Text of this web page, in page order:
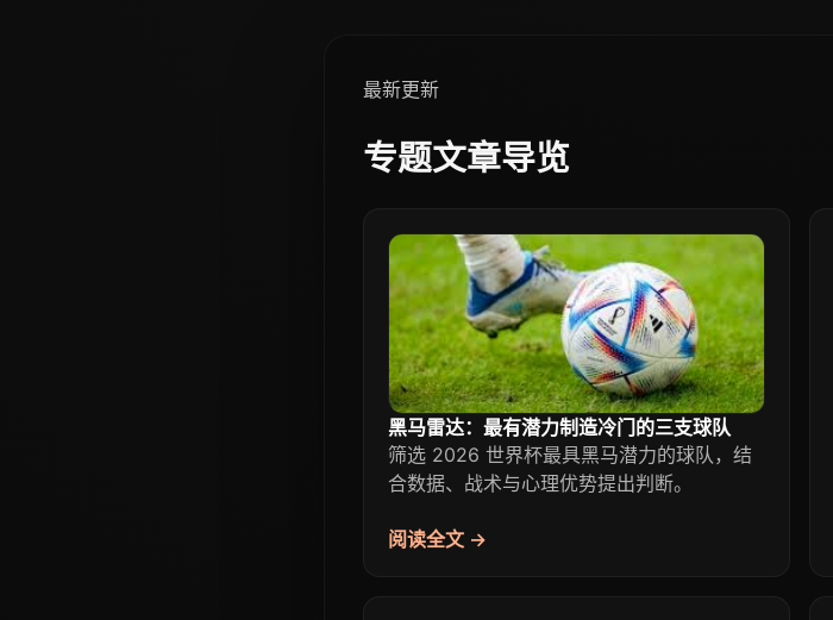
最新更新
专题文章导览
黑马雷达：最有潜力制造冷门的三支球队
筛选 2026 世界杯最具黑马潜力的球队，结
合数据、战术与心理优势提出判断。
阅读全文 →